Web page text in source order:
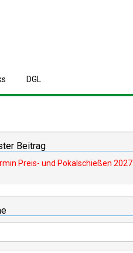
DGL
Beitrag
Preis- und Pokalschießen 2027